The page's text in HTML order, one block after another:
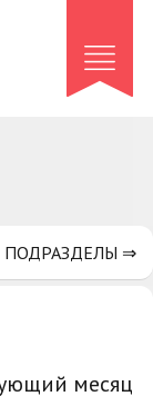
месяц
ПОДРАЗДЕЛЫ ⇒